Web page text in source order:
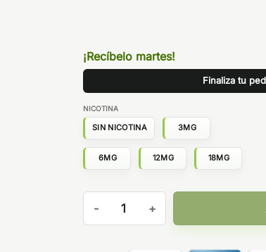
¡Recíbelo martes!
Finaliza tu
NICOTINA
SIN NICOTINA 3MG
6MG 12MG 18MG
RY4 10ML - HANGSEN cantidad